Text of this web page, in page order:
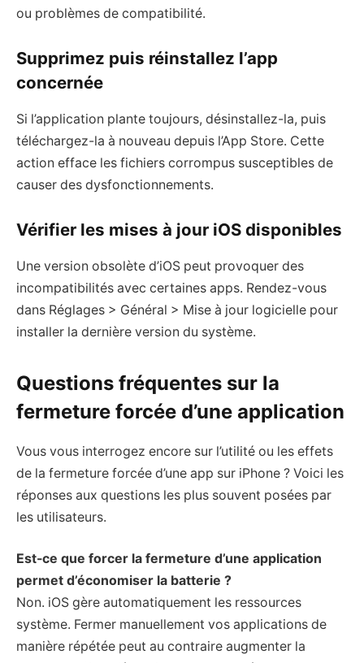
ou problèmes de compatibilité.
Supprimez puis réinstallez l’app
concernée
Si l’application plante toujours, désinstallez-la, puis
téléchargez-la à nouveau depuis l’App Store. Cette
action efface les fichiers corrompus susceptibles de
causer des dysfonctionnements.
Vérifier les mises à jour iOS disponibles
Une version obsolète d’iOS peut provoquer des
incompatibilités avec certaines apps. Rendez-vous
dans Réglages > Général > Mise à jour logicielle pour
installer la dernière version du système.
Questions fréquentes sur la
fermeture forcée d’une application
Vous vous interrogez encore sur l’utilité ou les effets
de la fermeture forcée d’une app sur iPhone ? Voici les
réponses aux questions les plus souvent posées par
les utilisateurs.
Est-ce que forcer la fermeture d’une application
permet d’économiser la batterie ?
Non. iOS gère automatiquement les ressources
système. Fermer manuellement vos applications de
manière répétée peut au contraire augmenter la